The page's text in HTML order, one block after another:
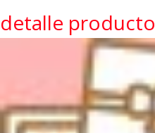
detalle producto